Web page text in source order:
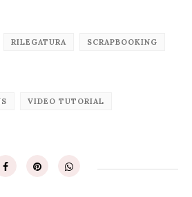
RILEGATURA SCRAPBOOKING
VIDEO TUTORIAL